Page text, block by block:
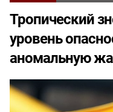
Тропический
уровень
аномальную